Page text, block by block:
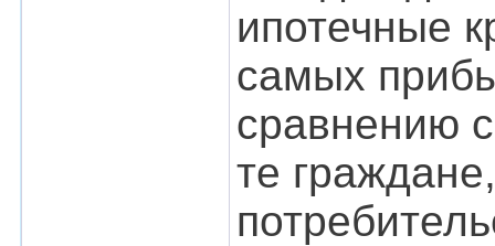
ипотечные
самых
сравнению
те